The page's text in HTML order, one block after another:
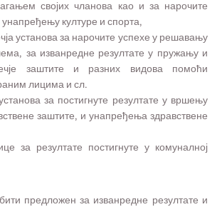
својих чланова као и за нарочите
унапређењу културе и спорта,
установа за нарочите успехе у решавању
за изванредне резултате у пружању и
заштите и разних видова помоћи
лицима и сл.
за постигнуте резултате у вршењу
заштите, и унапређења здравствене
за резултате постигнуте у комуналној
предложен за изванредне резултате и